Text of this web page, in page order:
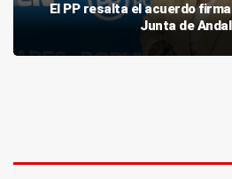
El PP resalta el acuerdo
Junta de